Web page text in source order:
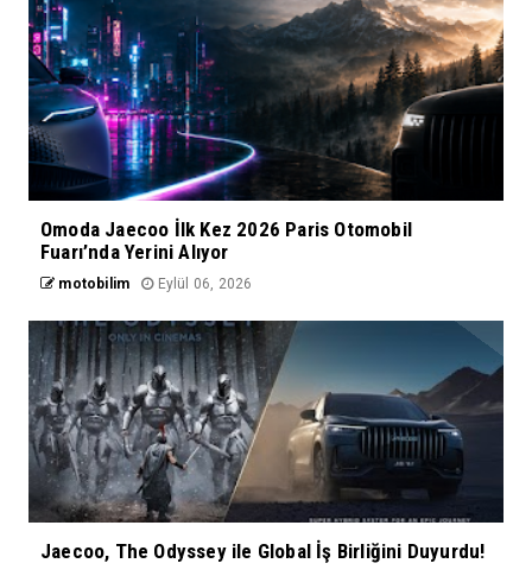
Omoda Jaecoo İlk Kez 2026 Paris Otomobil
Fuarı’nda Yerini Alıyor
motobilim Eylül 06, 2026
Jaecoo, The Odyssey ile Global İş Birliğini Duyurdu!